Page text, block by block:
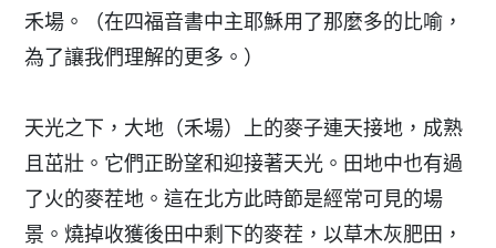
禾場。（在四福音書中主耶穌用了那麼多的比喻，
為了讓我們理解的更多。）
天光之下，大地（禾場）上的麥子連天接地，成熟
且茁壯。它們正盼望和迎接著天光。田地中也有過
了火的麥茬地。這在北方此時節是經常可見的場
景。燒掉收獲後田中剩下的麥茬，以草木灰肥田，